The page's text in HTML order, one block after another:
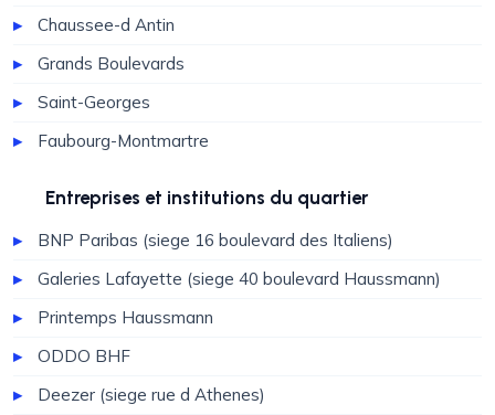
Chaussee-d Antin
Grands Boulevards
Saint-Georges
Faubourg-Montmartre
Entreprises et institutions du quartier
BNP Paribas (siege 16 boulevard des Italiens)
Galeries Lafayette (siege 40 boulevard Haussmann)
Printemps Haussmann
ODDO BHF
Deezer (siege rue d Athenes)